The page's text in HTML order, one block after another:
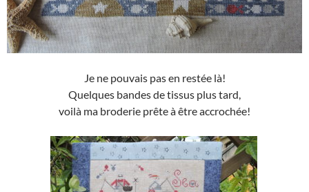
Je ne pouvais pas en restée là!
Quelques bandes de tissus plus tard,
voilà ma broderie prête à être accrochée!